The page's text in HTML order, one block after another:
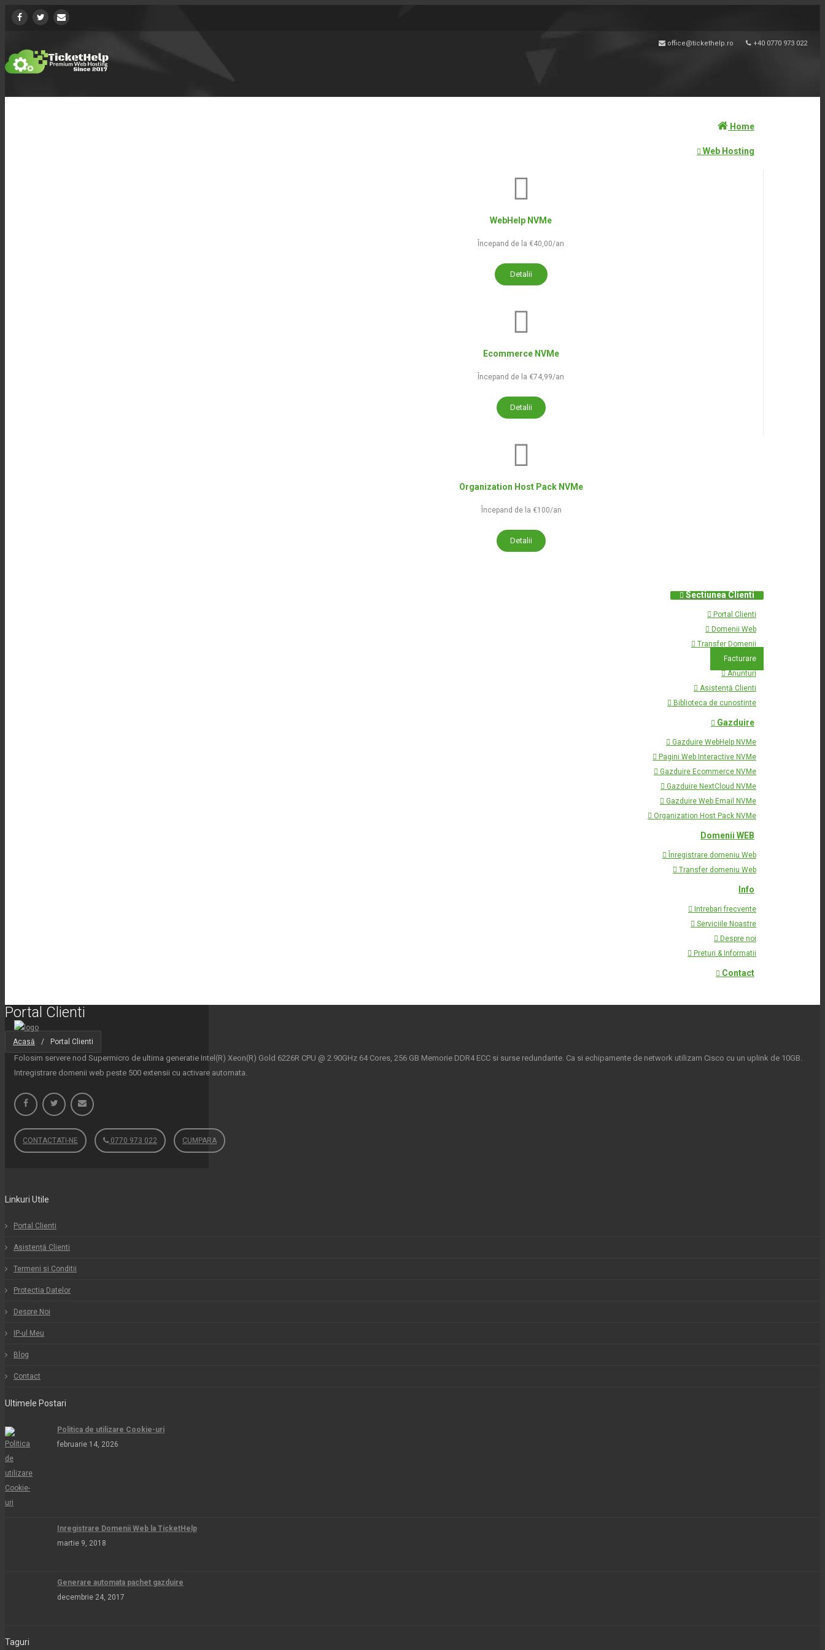
office@tickethelp.ro +40 0770 973 022
Home
Web Hosting
WebHelp NVMe
Începand de la €40,00/an
Detalii
Ecommerce NVMe
Începand de la €74,99/an
Detalii
Organization Host Pack NVMe
Începand de la €100/an
Detalii
Sectiunea Clienti
Portal Clienti
Domenii Web
Transfer Domenii
Facturare
Anunturi
Asistență Clienti
Biblioteca de cunostinte
Gazduire
Gazduire WebHelp NVMe
Pagini Web Interactive NVMe
Gazduire Ecommerce NVMe
Gazduire NextCloud NVMe
Gazduire Web Email NVMe
Organization Host Pack NVMe
Domenii WEB
Înregistrare domeniu Web
Transfer domeniu Web
Info
Intrebari frecvente
Serviciile Noastre
Despre noi
Preturi & Informatii
Contact
Portal Clienti
Acasă / Portal Clienti
Folosim servere nod Supermicro de ultima generatie Intel(R) Xeon(R) Gold 6226R CPU @ 2.90GHz 64 Cores, 256 GB Memorie DDR4 ECC si surse redundante. Ca si echipamente de network utilizam Cisco cu un uplink de 10GB.
Intregistrare domenii web peste 500 extensii cu activare automata.
CONTACTATI-NE 0770 973 022 CUMPARA
Linkuri Utile
Portal Clienti
Asistență Clienti
Termeni si Conditii
Protectia Datelor
Despre Noi
IP-ul Meu
Blog
Contact
Ultimele Postari
Politica de utilizare Cookie-uri
februarie 14, 2026
Inregistrare Domenii Web la TicketHelp
martie 9, 2018
Generare automata pachet gazduire
decembrie 24, 2017
Taguri